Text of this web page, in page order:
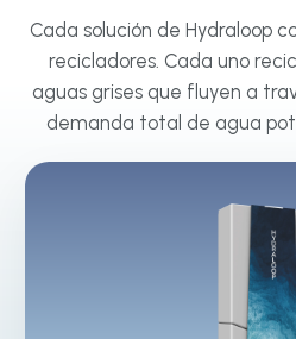
Cada solución de Hydraloop
recicladores. Cada uno
aguas grises que fluyen a
demanda total de agua